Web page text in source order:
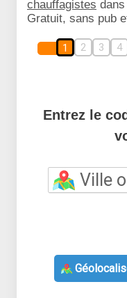
chauffagistes
Gratuit, sans pub
1 2 3 4
Entrez le